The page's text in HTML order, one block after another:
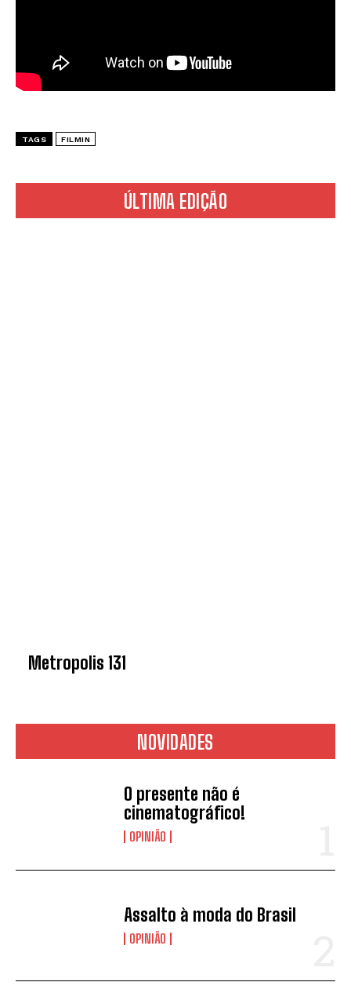
ÚLTIMA EDIÇÃO
Metropolis 131
NOVIDADES
O presente não é
cinematográfico!
OPINIÃO
Assalto à moda do Brasil
OPINIÃO
TAGS FILMIN